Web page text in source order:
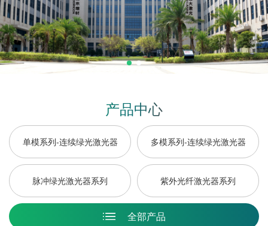
产品中心
单模系列-连续绿光激光器 多模系列-连续绿光激光器
脉冲绿光激光器系列 紫外光纤激光器系列
全部产品